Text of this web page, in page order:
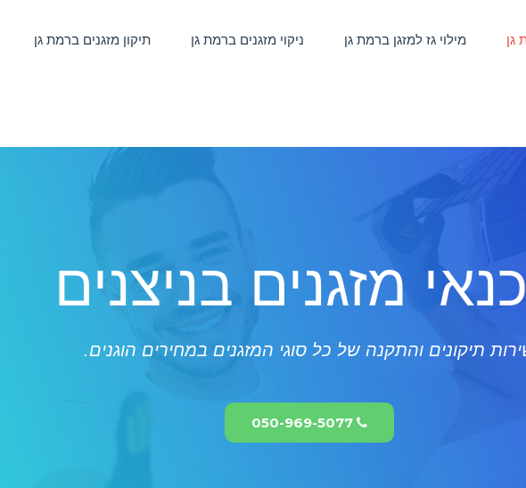
גן מילוי גז למזגן ברמת גן ניקוי מזגנים ברמת גן תיקון מזגנים ברמת גן
מזגנים בניצנים
תיקונים והתקנה של כל סוגי המזגנים במחירים הוגנים.
050-969-5077